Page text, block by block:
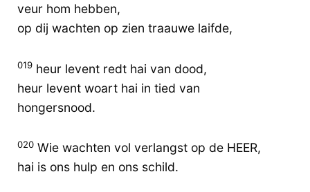
veur hom hebben,
op dij wachten op zien traauwe laifde,
019 heur levent redt hai van dood,
heur levent woart hai in tied van
hongersnood.
020 Wie wachten vol verlangst op de HEER,
hai is ons hulp en ons schild.